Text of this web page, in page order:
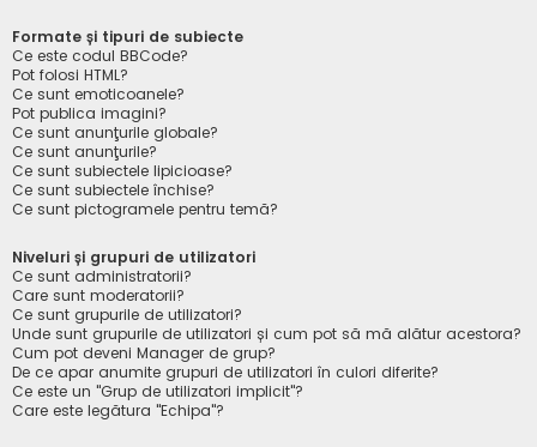
Formate și tipuri de subiecte
Ce este codul BBCode?
Pot folosi HTML?
Ce sunt emoticoanele?
Pot publica imagini?
Ce sunt anunţurile globale?
Ce sunt anunţurile?
Ce sunt subiectele lipicioase?
Ce sunt subiectele închise?
Ce sunt pictogramele pentru temă?
Niveluri și grupuri de utilizatori
Ce sunt administratorii?
Care sunt moderatorii?
Ce sunt grupurile de utilizatori?
Unde sunt grupurile de utilizatori și cum pot să mă alătur acestora?
Cum pot deveni Manager de grup?
De ce apar anumite grupuri de utilizatori în culori diferite?
Ce este un "Grup de utilizatori implicit"?
Care este legătura "Echipa"?